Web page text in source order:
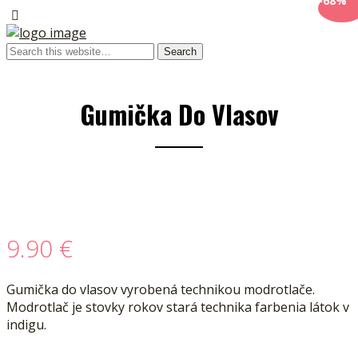
Gumička Do Vlasov
9.90 €
Gumička do vlasov vyrobená technikou modrotlače.
Modrotlač je stovky rokov stará technika farbenia látok v
indigu.